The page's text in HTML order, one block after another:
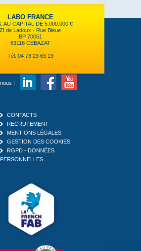
LABO FRANCE
AU CAPITAL DE 5.000.000 €
ZI de Ladoux - Rue Bleue
BP 70051
63118 CEBAZAT
Tél. 04 73 23 63 13
!
CONTACTS
RECRUTEMENT
MENTIONS LÉGALES
GESTION DES COOKIES
RGPD - DONNÉES
PERSONNELLES